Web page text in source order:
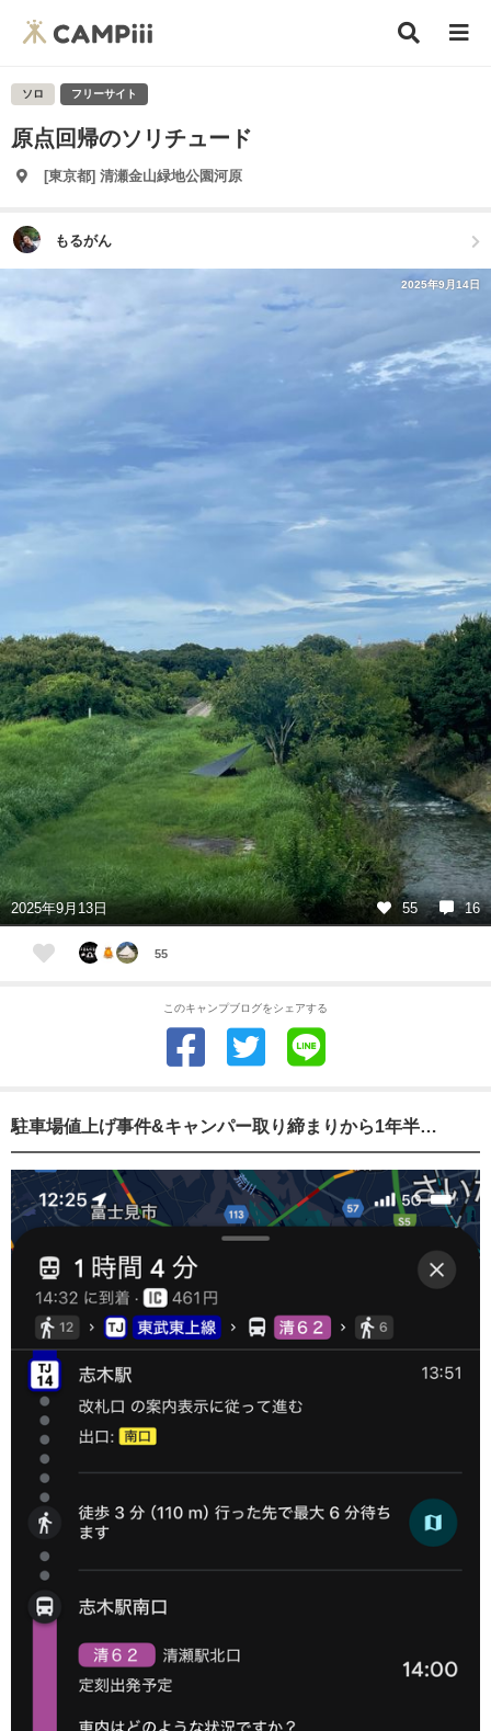
ソロ フリーサイト
原点回帰のソリチュード
[東京都] 清瀬金山緑地公園河原
もるがん
2025年9月14日
2025年9月13日 55 16
55
このキャンプブログをシェアする
駐車場値上げ事件&キャンパー取り締まりから1年半…